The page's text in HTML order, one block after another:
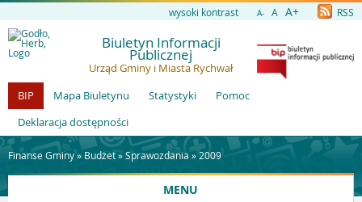
wysoki kontrast A- A A+ RSS
Biuletyn Informacji
Publicznej
Urząd Gminy i Miasta Rychwał
BIP
Mapa Biuletynu Statystyki
Pomoc
Deklaracja dostępności
Finanse Gminy » Budżet»Sprawozdania»2009
MENU